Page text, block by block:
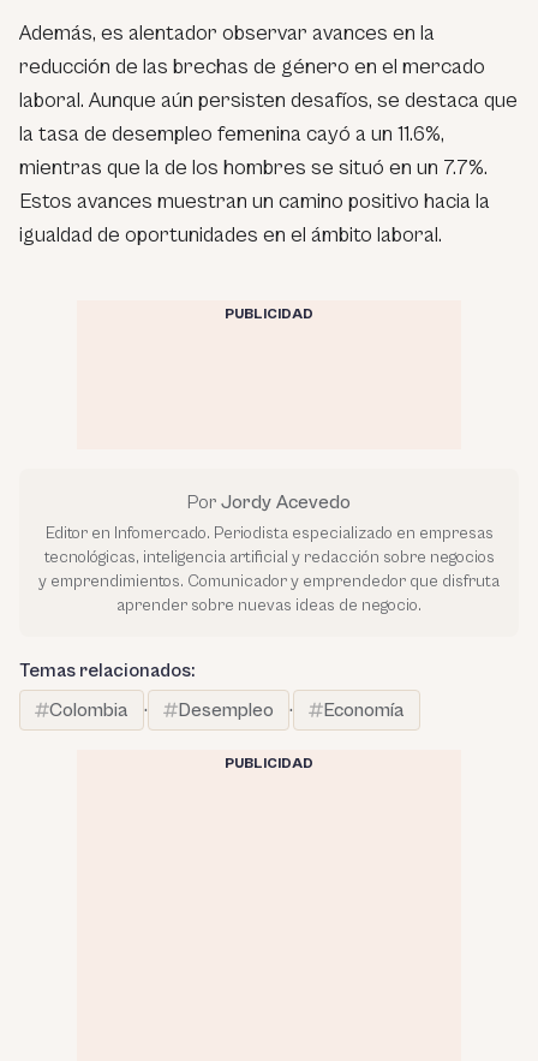
Además, es alentador observar avances en la
reducción de las brechas de género en el mercado
laboral. Aunque aún persisten desafíos, se destaca que
la tasa de desempleo femenina cayó a un 11.6%,
mientras que la de los hombres se situó en un 7.7%.
Estos avances muestran un camino positivo hacia la
igualdad de oportunidades en el ámbito laboral.
PUBLICIDAD
Por Jordy Acevedo
Editor en Infomercado. Periodista especializado en empresas
tecnológicas, inteligencia artificial y redacción sobre negocios
y emprendimientos. Comunicador y emprendedor que disfruta
aprender sobre nuevas ideas de negocio.
Temas relacionados:
Colombia
· Desempleo · Economía
PUBLICIDAD